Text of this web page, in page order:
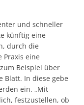
und schneller
künftig eine
durch die
Praxis eine
Beispiel über
Blatt. In diese gebe
ein. „Mit
festzustellen, ob